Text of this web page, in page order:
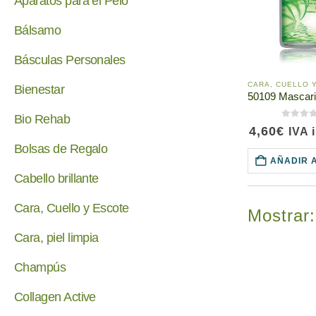
4,60€ IVA
AÑADIR
Mostrar:
Bálsamo
Básculas Personales
Bienestar
Bio Rehab
Bolsas de Regalo
Cabello brillante
Cara, Cuello y Escote
Cara, piel limpia
Champús
Collagen Active